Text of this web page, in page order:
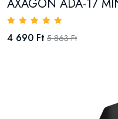
AXAGON ADA-17
4 690 Ft 5 863 Ft